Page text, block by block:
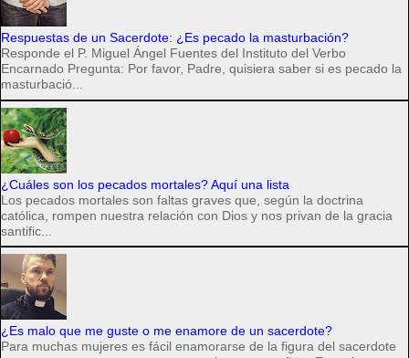
Respuestas de un Sacerdote: ¿Es pecado la masturbación?
Responde el P. Miguel Ángel Fuentes del Instituto del Verbo
Encarnado Pregunta: Por favor, Padre, quisiera saber si es pecado la
masturbació...
¿Cuáles son los pecados mortales? Aquí una lista
Los pecados mortales son faltas graves que, según la doctrina
católica, rompen nuestra relación con Dios y nos privan de la gracia
santific...
¿Es malo que me guste o me enamore de un sacerdote?
Para muchas mujeres es fácil enamorarse de la figura del sacerdote